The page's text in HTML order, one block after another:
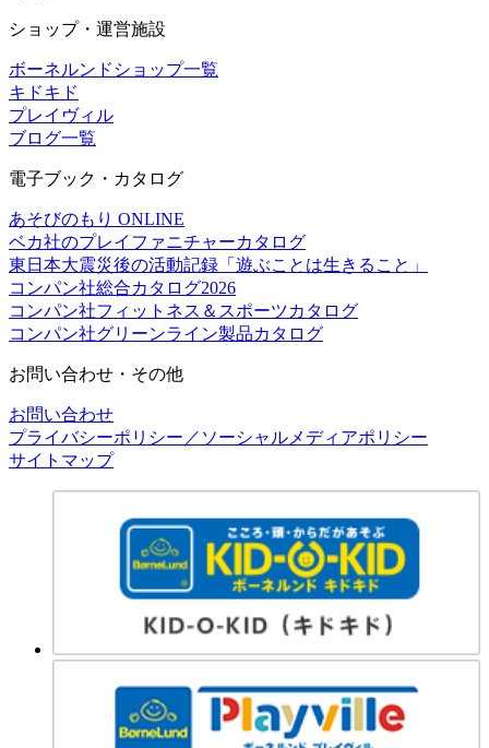
ショップ・運営施設
ボーネルンドショップ一覧
キドキド
プレイヴィル
ブログ一覧
電子ブック・カタログ
あそびのもり ONLINE
ベカ社のプレイファニチャーカタログ
東日本大震災後の活動記録「遊ぶことは生きること」
コンパン社総合カタログ2026
コンパン社フィットネス＆スポーツカタログ
コンパン社グリーンライン製品カタログ
お問い合わせ・その他
お問い合わせ
プライバシーポリシー／ソーシャルメディアポリシー
サイトマップ